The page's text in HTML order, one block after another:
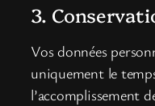
3.
Vos données
uniquement le
l’accomplissement